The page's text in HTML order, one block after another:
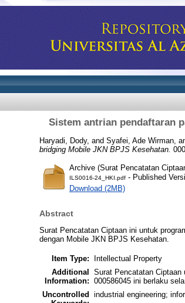
Sistem antrian pendaftaran
Haryadi, Dody, and Syafei, Ade Wirman,
bridging Mobile JKN BPJS Kesehatan.
Archive (Surat Pencatatan
ILS0016-24_HKI.pdf - Published
Download (2MB)
Abstract
Surat Pencatatan Ciptaan ini untuk
dengan Mobile JKN BPJS Kesehatan.
Item Type:
Intellectual Property
Additional
Information:
Surat Pencatatan Ciptaan
000586045 ini berlaku
Uncontrolled
industrial engineering;